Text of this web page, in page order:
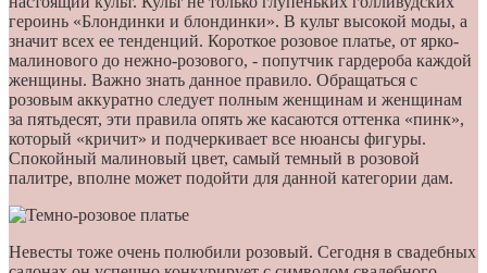
героинь «Блондинки и блондинки». В культ высокой моды, а
значит всех ее тенденций. Короткое розовое платье, от ярко-
малинового до нежно-розового, - попутчик гардероба каждой
женщины. Важно знать данное правило. Обращаться с
розовым аккуратно следует полным женщинам и женщинам
за пятьдесят, эти правила опять же касаются оттенка «пинк»,
который «кричит» и подчеркивает все нюансы фигуры.
Спокойный малиновый цвет, самый темный в розовой
палитре, вполне может подойти для данной категории дам.
Невесты тоже очень полюбили розовый. Сегодня в свадебных